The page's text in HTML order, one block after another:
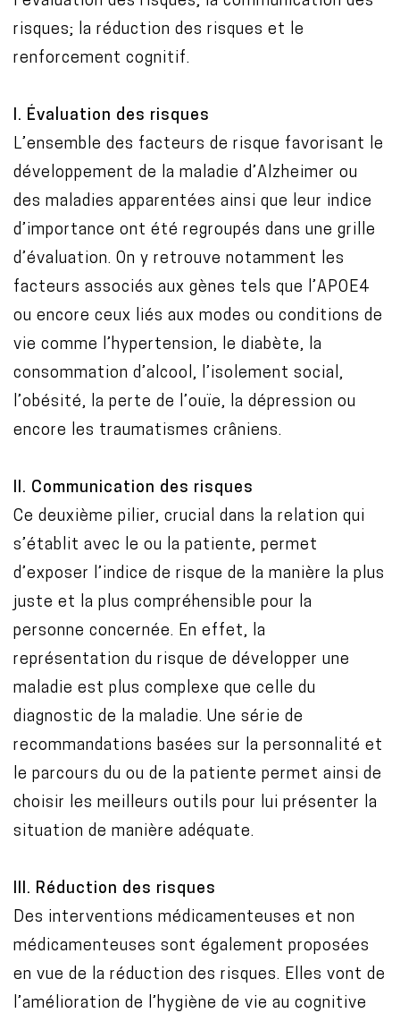
risques; la réduction des risques et le
renforcement cognitif.
I. Évaluation des risques
L’ensemble des facteurs de risque favorisant le
développement de la maladie d’Alzheimer ou
des maladies apparentées ainsi que leur indice
d’importance ont été regroupés dans une grille
d’évaluation. On y retrouve notamment les
facteurs associés aux gènes tels que l’APOE4
ou encore ceux liés aux modes ou conditions de
vie comme l’hypertension, le diabète, la
consommation d’alcool, l’isolement social,
l’obésité, la perte de l’ouïe, la dépression ou
encore les traumatismes crâniens.
II. Communication des risques
Ce deuxième pilier, crucial dans la relation qui
s’établit avec le ou la patiente, permet
d’exposer l’indice de risque de la manière la plus
juste et la plus compréhensible pour la
personne concernée. En effet, la
représentation du risque de développer une
maladie est plus complexe que celle du
diagnostic de la maladie. Une série de
recommandations basées sur la personnalité et
le parcours du ou de la patiente permet ainsi de
choisir les meilleurs outils pour lui présenter la
situation de manière adéquate.
III. Réduction des risques
Des interventions médicamenteuses et non
médicamenteuses sont également proposées
en vue de la réduction des risques. Elles vont de
l’amélioration de l’hygiène de vie au cognitive